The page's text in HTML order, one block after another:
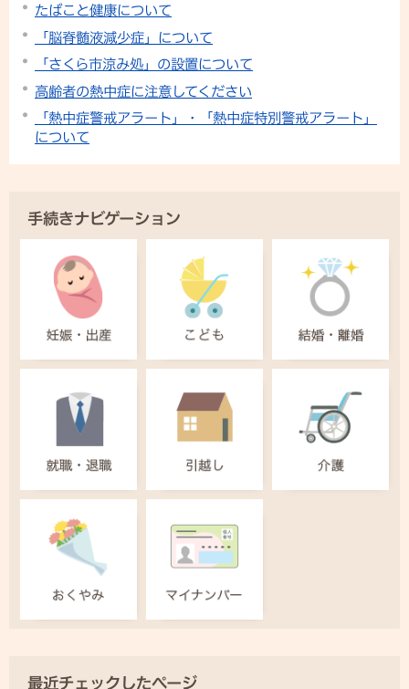
たばこと健康について
「脳脊髄液減少症」について
「さくら市涼み処」の設置について
高齢者の熱中症に注意してください
「熱中症警戒アラート」・「熱中症特別警戒アラート」
について
手続きナビゲーション
最近チェックしたページ